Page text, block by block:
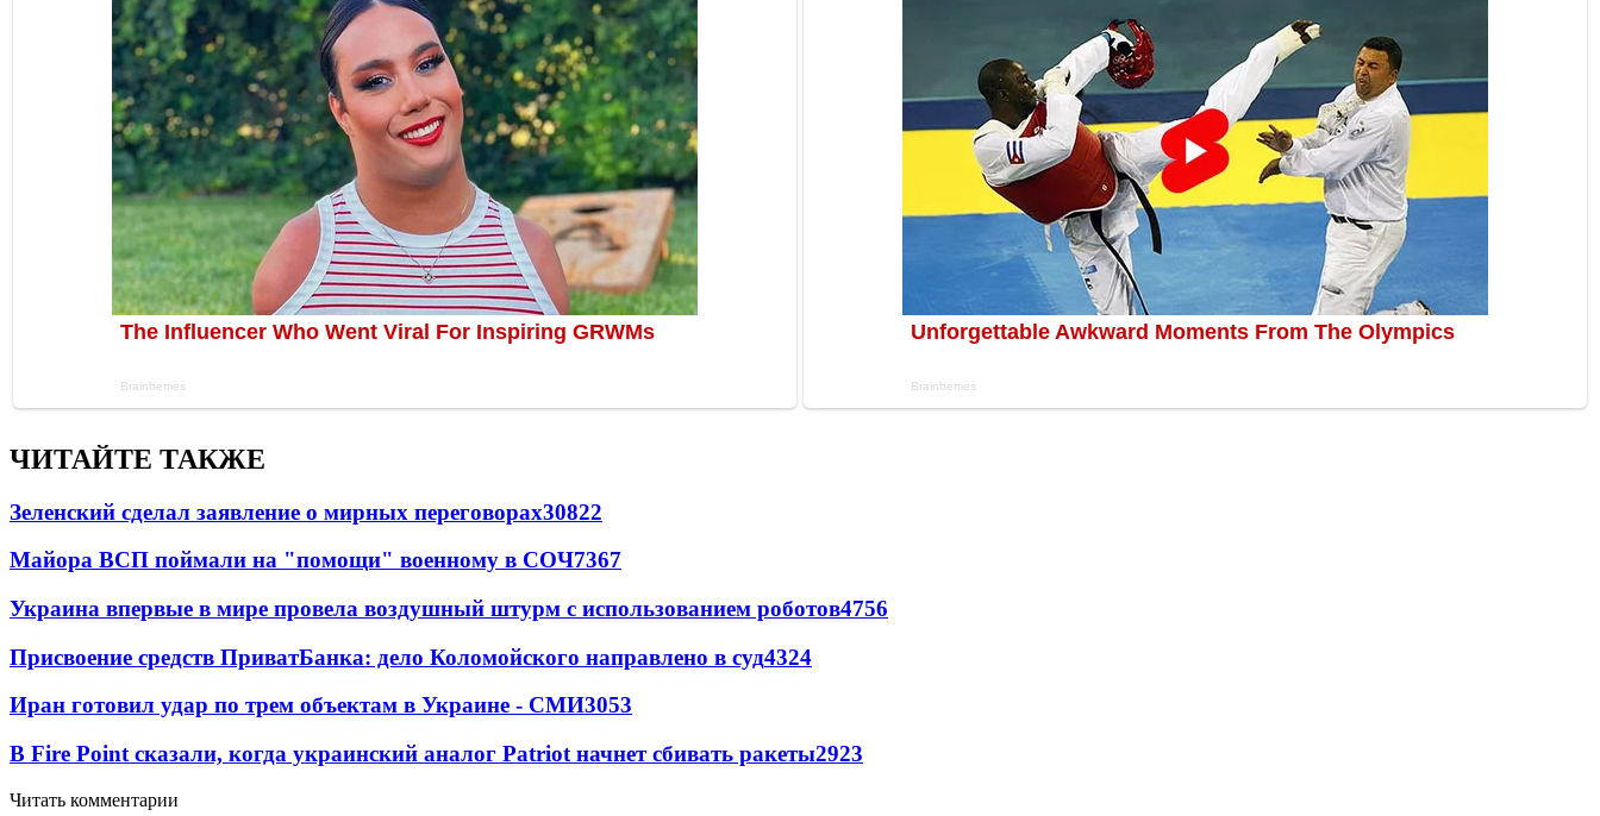
ЧИТАЙТЕ ТАКЖЕ
Зеленский сделал заявление о мирных переговорах30822
Майора ВСП поймали на "помощи" военному в СОЧ7367
Украина впервые в мире провела воздушный штурм с использованием роботов4756
Присвоение средств ПриватБанка: дело Коломойского направлено в суд4324
Иран готовил удар по трем объектам в Украине - СМИ3053
В Fire Point сказали, когда украинский аналог Patriot начнет сбивать ракеты2923
Читать комментарии